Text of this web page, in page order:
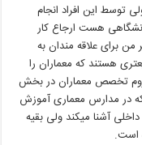
توسط این افراد انجام
هست ارجاعکار
منبرایعلاقه مندانبه
هستند که معماران را
تخصص معماراندربخش
در مدارس معماریآموزش
داخلی آشنا میکند ولی بقیه
است.